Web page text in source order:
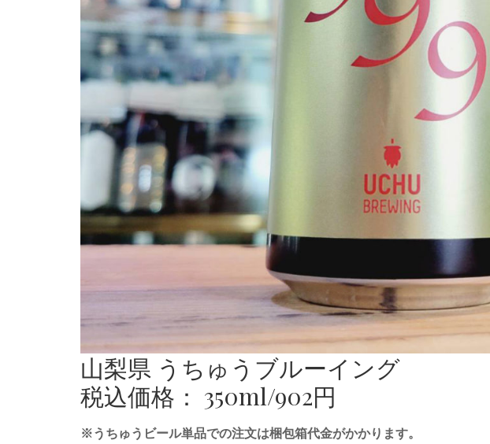
山梨県 うちゅうブルーイング
税込価格： 350ml/902円
※うちゅうビール単品での注文は梱包箱代金がかかります。